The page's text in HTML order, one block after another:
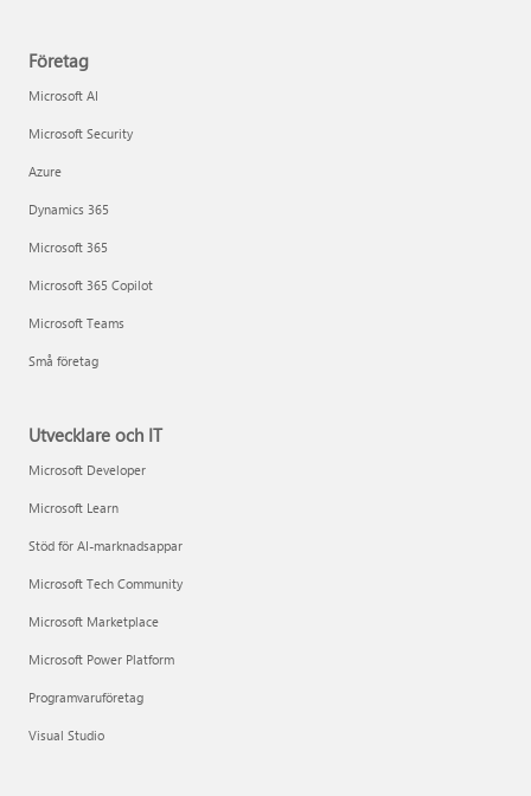
Företag
Microsoft AI
Microsoft Security
Azure
Dynamics 365
Microsoft 365
Microsoft 365 Copilot
Microsoft Teams
Små företag
Utvecklare och IT
Microsoft Developer
Microsoft Learn
Stöd för AI-marknadsappar
Microsoft Tech Community
Microsoft Marketplace
Microsoft Power Platform
Programvaruföretag
Visual Studio